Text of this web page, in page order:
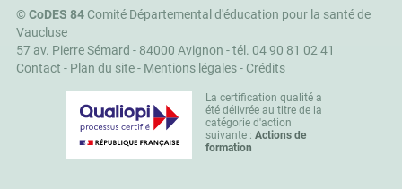
©CoDES 84Comité Départemental d'éducation pour la santé de
Vaucluse
57 av. Pierre Sémard - 84000 Avignon -tél. 04 90 81 02 41
Contact - Plan du site- Mentions légales- Crédits
La certification qualité a
été délivrée au titre de la
catégorie d'action
suivante : Actions de
formation